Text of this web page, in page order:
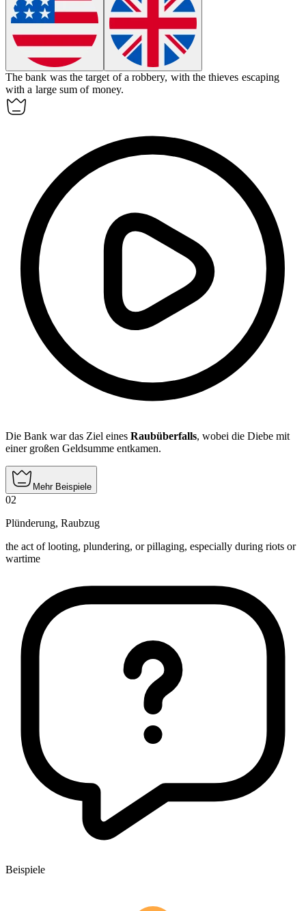
The bank was the target of arobbery, with the thieves escaping
with a large sum of money.
Die Bank war das Ziel eines Raubüberfalls, wobei die Diebe mit
einer großen Geldsumme entkamen.
Mehr Beispiele
02
Plünderung, Raubzug
the act of looting, plundering, or pillaging, especially during riots or
wartime
Beispiele